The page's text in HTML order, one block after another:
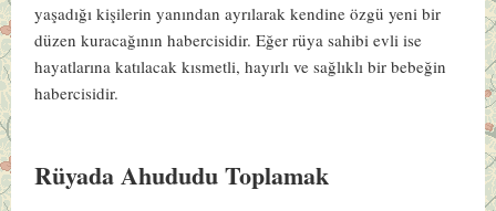
yaşadığı kişilerin yanından ayrılarak kendine özgü yeni bir
düzen kuracağının habercisidir. Eğer rüya sahibi evli ise
hayatlarına katılacak kısmetli, hayırlı ve sağlıklı bir bebeğin
habercisidir.
Rüyada Ahududu Toplamak